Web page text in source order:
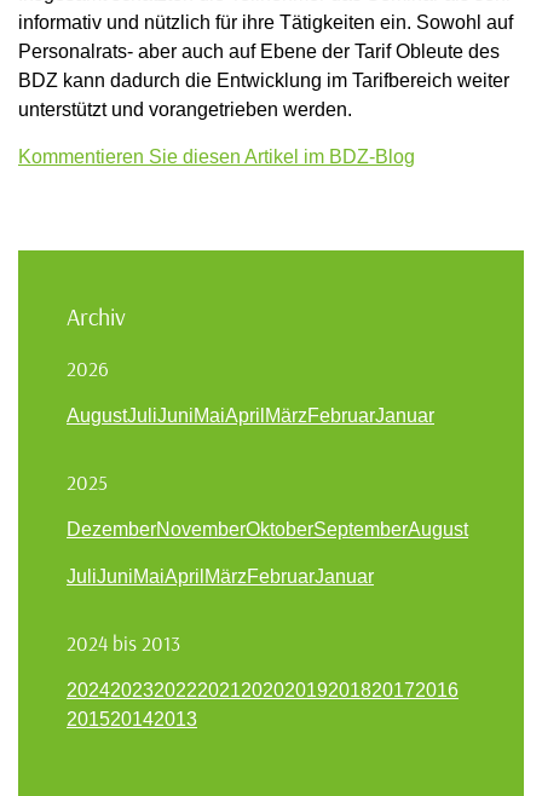
informativ und nützlich für ihre Tätigkeiten ein. Sowohl auf
Personalrats- aber auch auf Ebene der Tarif Obleute des
BDZ kann dadurch die Entwicklung im Tarifbereich weiter
unterstützt und vorangetrieben werden.
Kommentieren Sie diesen Artikel im BDZ-Blog
Archiv
2026
AugustJuliJuniMaiApril MärzFebruarJanuar
2025
DezemberNovemberOktoberSeptemberAugust
JuliJuniMaiApril MärzFebruarJanuar
2024 bis 2013
202420232022202120202019201820172016
201520142013